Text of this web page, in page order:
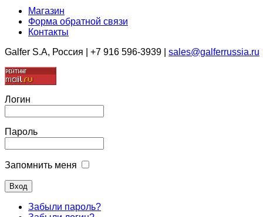
Магазин
Форма обратной связи
Контакты
Galfer S.A, Россия | +7 916 596-3939 | sales@galferrussia.ru
Логин
Пароль
Запомнить меня
Забыли пароль?